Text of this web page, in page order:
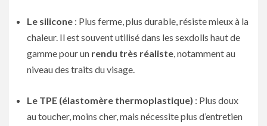
Le silicone : Plus ferme, plus durable, résiste mieux à la
chaleur. Il est souvent utilisé dans les sexdolls haut de
gamme pour un rendu très réaliste, notamment au
niveau des traits du visage.
Le TPE (élastomère thermoplastique) : Plus doux
au toucher, moins cher, mais nécessite plus d’entretien